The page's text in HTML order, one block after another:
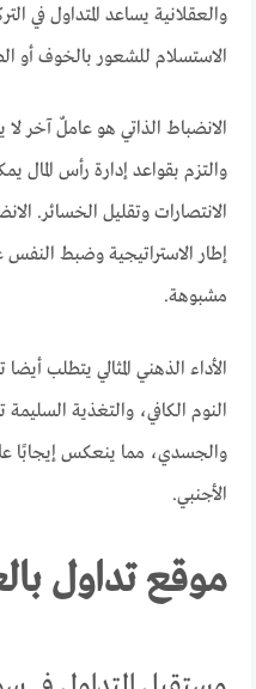
والعقلانية يساعد المتداول في
الاستسلام للشعور بالخوف أو
الانضباط الذاتي هو عاملٌ آخر لا
والتزم بقواعد إدارة رأس المال
الانتصارات وتقليل الخسائر.
إطار الاستراتيجية وضبط
مشبوهة.
الأداء الذهني المثالي يتطلب أيضا
النوم الكافي، والتغذية
والجسدي، مما ينعكس إيجابًا
الأجنبي.
موقع تداول